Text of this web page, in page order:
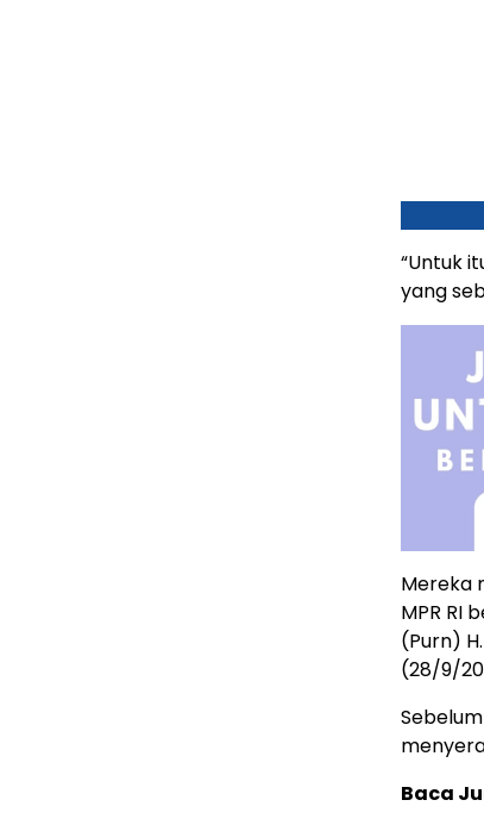
“Untuk
yang
Mereka
MPR RI
(Purn)
(28/9/
Baca